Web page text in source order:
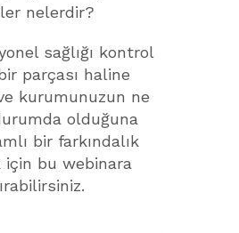
nelerdir?
sağlığı kontrol
parçası haline
kurumunuzun ne
olduğuna
bir farkındalık
için bu webinara